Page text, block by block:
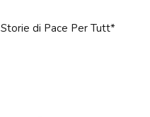
Storie di Pace Per Tutt*